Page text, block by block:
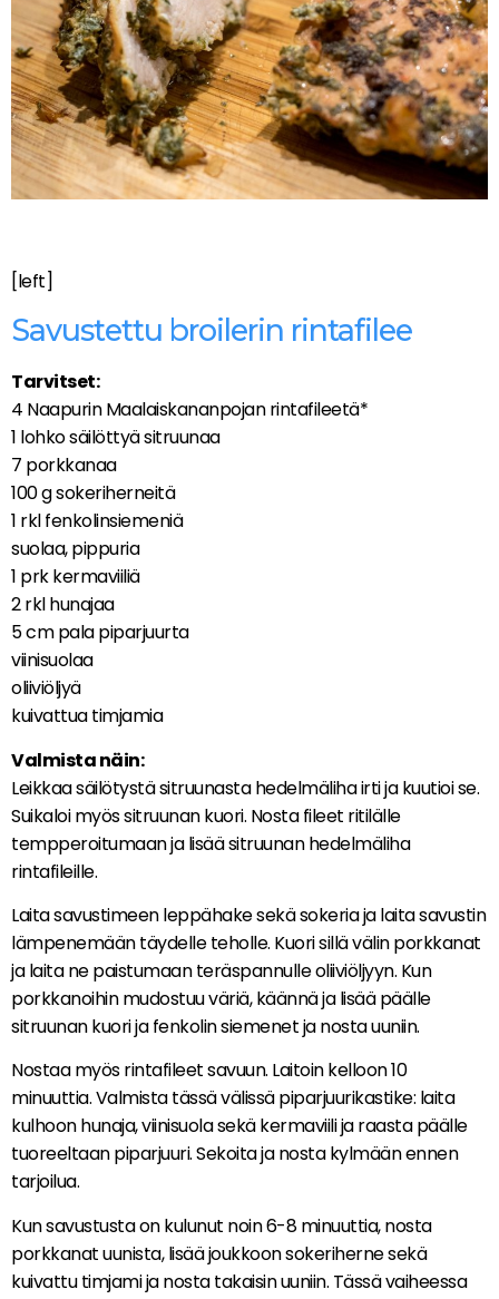
[left]
Savustettu broilerin rintafilee
Tarvitset:
4 Naapurin Maalaiskananpojan rintafileetä*
1 lohko säilöttyä sitruunaa
7 porkkanaa
100 g sokeriherneitä
1 rkl fenkolinsiemeniä
suolaa, pippuria
1 prk kermaviiliä
2 rkl hunajaa
5 cm pala piparjuurta
viinisuolaa
oliiviöljyä
kuivattua timjamia
Valmista näin:
Leikkaa säilötystä sitruunasta hedelmäliha irti ja kuutioi se.
Suikaloi myös sitruunan kuori. Nosta fileet ritilälle
tempperoitumaan ja lisää sitruunan hedelmäliha
rintafileille.
Laita savustimeen leppähake sekä sokeria ja laita savustin
lämpenemään täydelle teholle. Kuori sillä välin porkkanat
ja laita ne paistumaan teräspannulle oliiviöljyyn. Kun
porkkanoihin mudostuu väriä, käännä ja lisää päälle
sitruunan kuori ja fenkolin siemenet ja nosta uuniin.
Nostaa myös rintafileet savuun. Laitoin kelloon 10
minuuttia. Valmista tässä välissä piparjuurikastike: laita
kulhoon hunaja, viinisuola sekä kermaviili ja raasta päälle
tuoreeltaan piparjuuri. Sekoita ja nosta kylmään ennen
tarjoilua.
Kun savustusta on kulunut noin 6-8 minuuttia, nosta
porkkanat uunista, lisää joukkoon sokeriherne sekä
kuivattu timjami ja nosta takaisin uuniin. Tässä vaiheessa